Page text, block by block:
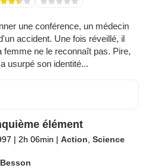
une conférence, un médecin
accident. Une fois réveillé, il
ne le reconnaît pas. Pire,
usurpé son identité...
élément
| 2h 06min | Action ,Science